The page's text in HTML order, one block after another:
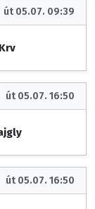
út 05.07. 09:39
út 05.07. 16:50
út 05.07. 16:50